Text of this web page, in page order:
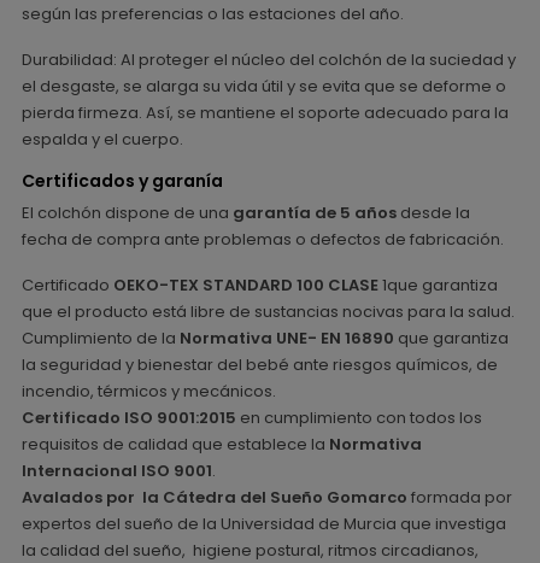
según las preferencias o las estaciones del año.
Durabilidad: Al proteger el núcleo del colchón de la suciedad y
el desgaste, se alarga su vida útil y se evita que se deforme o
pierda firmeza. Así, se mantiene el soporte adecuado para la
espalda y el cuerpo.
Certificados y garanía
El colchón dispone de una garantía de 5 años desde la
fecha de compra ante problemas o defectos de fabricación.
Certificado OEKO-TEX STANDARD 100 CLASE1que garantiza
que el producto está libre de sustancias nocivas para la salud.
Cumplimiento de la Normativa UNE- EN 16890 que garantiza
la seguridad y bienestar del bebé ante riesgos químicos, de
incendio, térmicos y mecánicos.
Certificado ISO 9001:2015 en cumplimiento con todos los
requisitos de calidad que establece la Normativa
Internacional ISO 9001.
Avalados por la Cátedra del Sueño Gomarco formada por
expertos del sueño de la Universidad de Murcia que investiga
la calidad del sueño, higiene postural, ritmos circadianos,